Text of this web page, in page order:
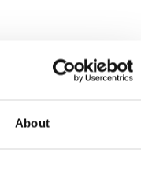
About